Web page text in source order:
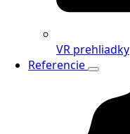
VR prehliadky
Referencie